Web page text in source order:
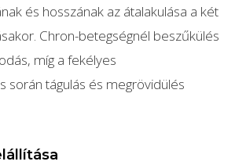
és hosszának az átalakulása a két
Chron-betegségnél beszűkülés
míg a fekélyes
során tágulás és megrövidülés